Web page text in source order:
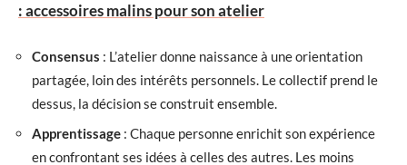
: accessoires malins pour son atelier
Consensus : L’atelier donne naissance à une orientation
partagée, loin des intérêts personnels. Le collectif prend le
dessus, la décision se construit ensemble.
Apprentissage : Chaque personne enrichit son expérience
en confrontant ses idées à celles des autres. Les moins